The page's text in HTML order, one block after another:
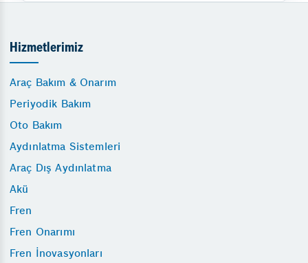
Hizmetlerimiz
Araç Bakım & Onarım
Periyodik Bakım
Oto Bakım
Aydınlatma Sistemleri
Araç Dış Aydınlatma
Akü
Fren
Fren Onarımı
Fren İnovasyonları